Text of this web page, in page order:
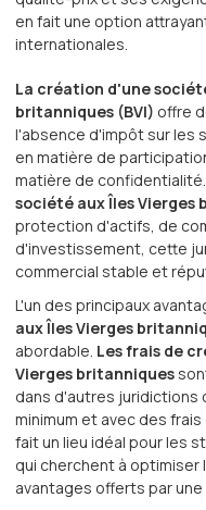
en fait une option
internationales.
La création d'une
britanniques (BVI) offre
l'absence d'impôt sur les
en matière de
matière de
société aux Îles Vierges
protection d'actifs, de
d'investissement, cette
commercial stable et
L'un des principaux
aux Îles Vierges
abordable. Les frais de
Vierges britanniques
dans d'autres juridictions
minimum et avec des
fait un lieu idéal pour les
qui cherchent à
avantages offerts par